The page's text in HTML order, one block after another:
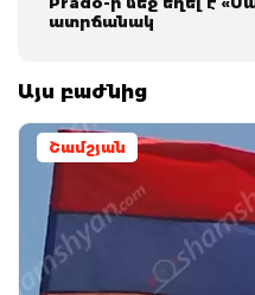
ատրճանակ
Այս բաժնից
Շամշյան